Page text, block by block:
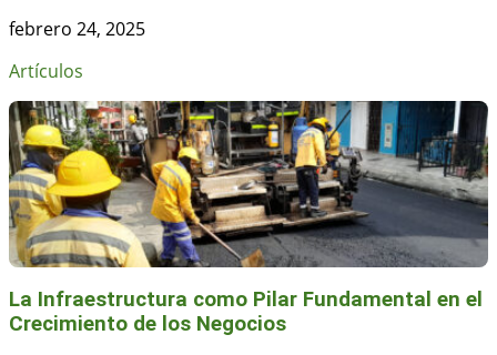
febrero 24, 2025
Artículos
La Infraestructura como Pilar Fundamental en el
Crecimiento de los Negocios